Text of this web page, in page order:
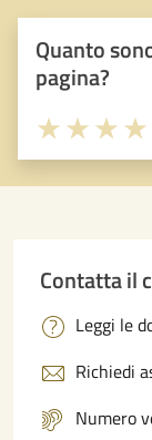
Quanto
pagina?
Valuta
Valuta 2
Valuta 1 stelle
Contatta il
Leggi le
Richiedi
Numero